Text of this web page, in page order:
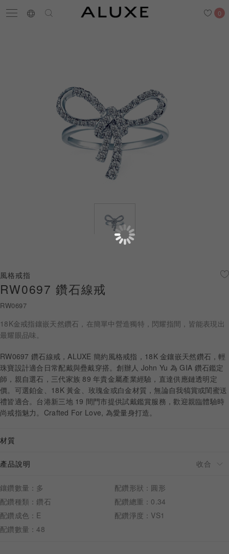
0
門市一覽
黃金金飾
關於ALUXE
嚴選鑽石
最新消息
婚禮護照
線上購物
LANGUAGE
預約來店
風格戒指
RW0697 鑽石線戒
RW0697
18K金戒指鑲嵌天然鑽石，在簡單中營造獨特，閃耀指間，皆能表現出
最耀眼品味。
RW0697 鑽石線戒，ALUXE 簡約風格戒指，18K 金鑲嵌天然鑽石，輕
珠寶設計適合日常配戴與疊戴穿搭。創辦人 John Yu 為 GIA 鑽石鑑定
師，親自選石，三代家族 89 年貴金屬產業經驗，直達供應鏈透明定
價。可選鉑金、18K 黃金、玫瑰金或白金材質，無論自我犒賞或閨蜜送
禮皆適合。台港新三地 19 間門市提供試戴鑑賞服務，歡迎親臨體驗時
尚戒指魅力。Crafted For Love, 為愛量身打造。
材質
產品說明
鑲鑽數量：多
配鑽形狀：圓形
配鑽種類：鑽石
配鑽總重：0.34
配鑽成色：E
配鑽淨度：VS1
配鑽數量：48